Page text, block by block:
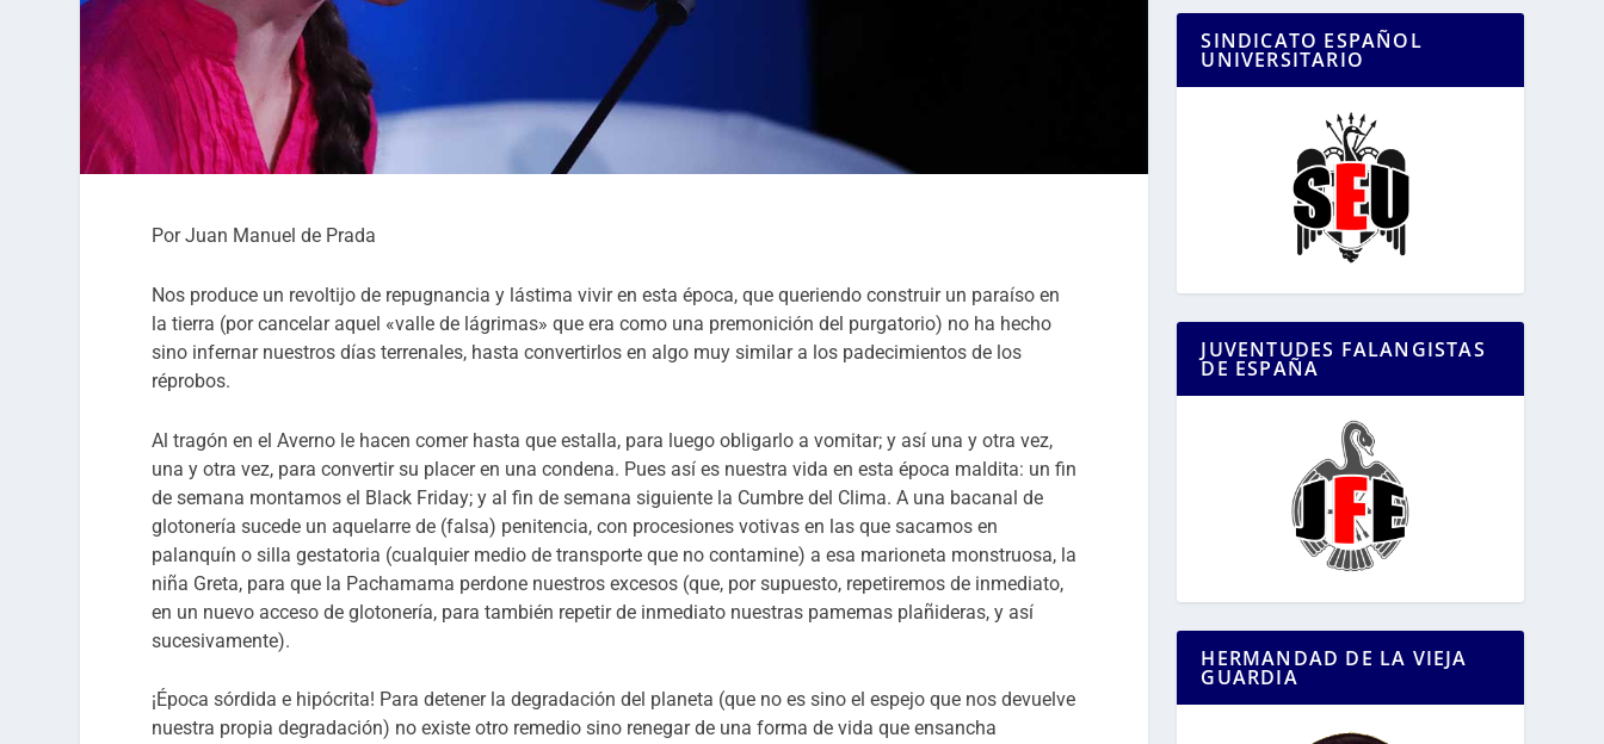
Por Juan Manuel de Prada
Nos produce un revoltijo de repugnancia y lástima vivir en esta época, que queriendo construir un paraíso en
la tierra (por cancelar aquel «valle de lágrimas» que era como una premonición del purgatorio) no ha hecho
sino infernar nuestros días terrenales, hasta convertirlos en algo muy similar a los padecimientos de los
réprobos.
Al tragón en el Averno le hacen comer hasta que estalla, para luego obligarlo a vomitar; y así una y otra vez,
una y otra vez, para convertir su placer en una condena. Pues así es nuestra vida en esta época maldita: un fin
de semana montamos el Black Friday; y al fin de semana siguiente la Cumbre del Clima. A una bacanal de
glotonería sucede un aquelarre de (falsa) penitencia, con procesiones votivas en las que sacamos en
palanquín o silla gestatoria (cualquier medio de transporte que no contamine) a esa marioneta monstruosa, la
niña Greta, para que la Pachamama perdone nuestros excesos (que, por supuesto, repetiremos de inmediato,
en un nuevo acceso de glotonería, para también repetir de inmediato nuestras pamemas plañideras, y así
sucesivamente).
¡Época sórdida e hipócrita! Para detener la degradación del planeta (que no es sino el espejo que nos devuelve
nuestra propia degradación) no existe otro remedio sino renegar de una forma de vida que ensancha
SINDICATO ESPAÑOL
UNIVERSITARIO
JUVENTUDES FALANGISTAS
DE ESPAÑA
HERMANDAD DE LA VIEJA
GUARDIA